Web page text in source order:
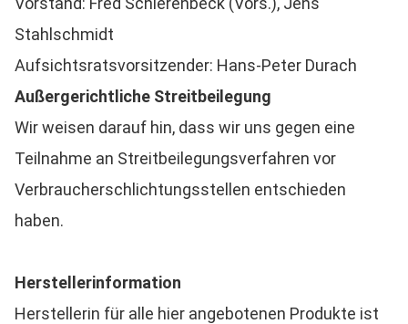
Stahlschmidt
Aufsichtsratsvorsitzender: Hans-Peter Durach
Außergerichtliche Streitbeilegung
Wir weisen darauf hin, dass wir uns gegen eine
Teilnahme an Streitbeilegungsverfahren vor
Verbraucherschlichtungsstellen entschieden
haben.
Herstellerinformation
Herstellerin für alle hier angebotenen Produkte ist